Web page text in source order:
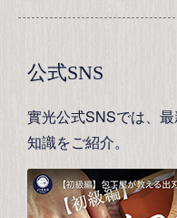
公式SNS
實光公式SNSでは、
知識をご紹介。